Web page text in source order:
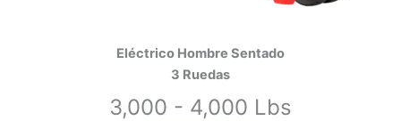
Eléctrico Hombre Sentado
3 Ruedas
3,000 - 4,000 Lbs